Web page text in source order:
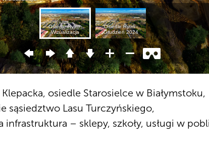
osiedle Starosielce w Białymstoku,
sąsiedztwo Lasu Turczyńskiego,
infrastruktura – sklepy, szkoły, usługi w